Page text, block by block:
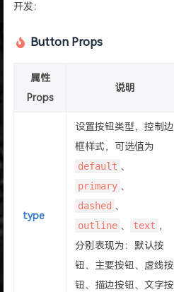
开发：
Button Props
属性
Props
说明
type
设置按钮类型，控制边
框样式，可选值为
default 、
primary 、
dashed 、
outline 、 text ，
分别表现为：默认按
钮、主要按钮、虚线按
钮、描边按钮、文字按